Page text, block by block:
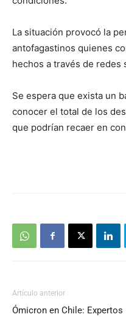
La situación provocó la
antofagastinos quienes
hechos a través de redes
Se espera que exista un
conocer el total de los
que podrían recaer en
Artículo anterior
Ómicron en Chile: Expertos